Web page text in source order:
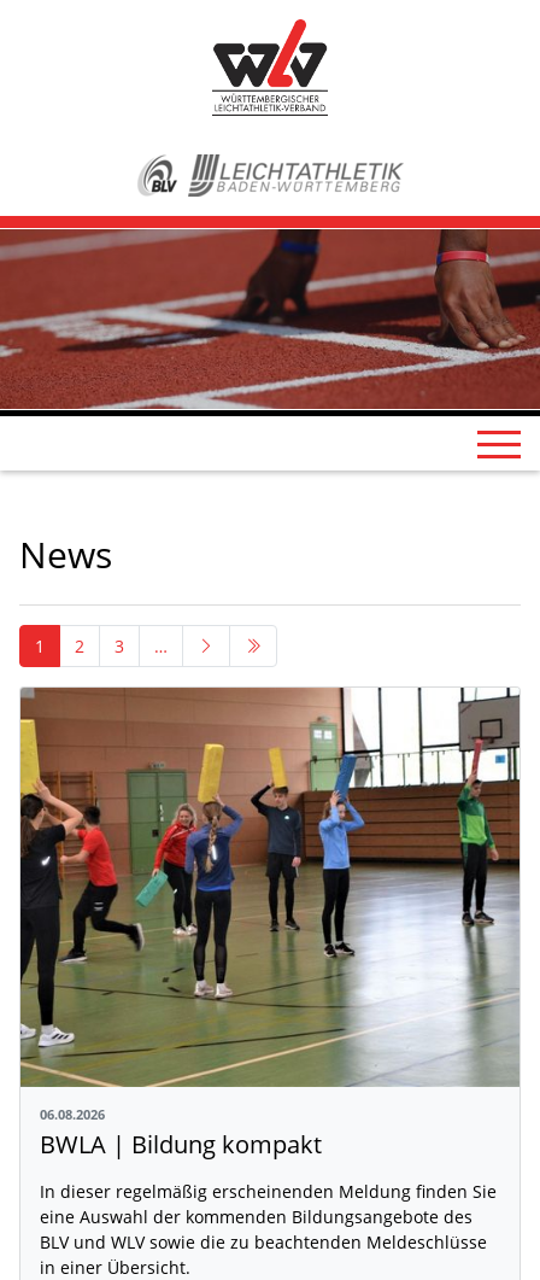
News
1 2 3 …
06.08.2026
BWLA | Bildung kompakt
In dieser regelmäßig erscheinenden Meldung finden Sie
eine Auswahl der kommenden Bildungsangebote des
BLV und WLV sowie die zu beachtenden Meldeschlüsse
in einer Übersicht.